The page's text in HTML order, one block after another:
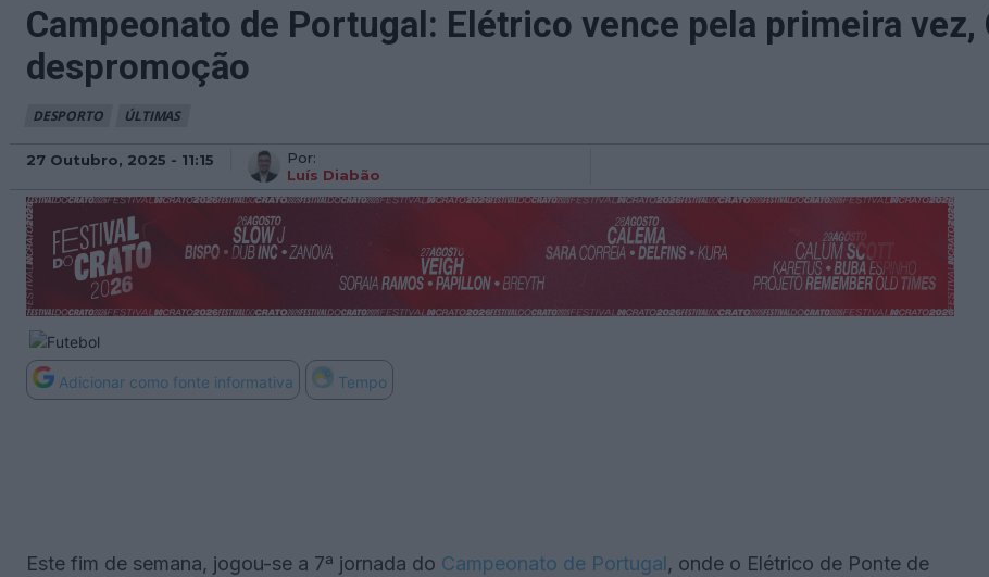
Campeonato de Portugal: Elétrico vence pela primeira vez,
despromoção
DESPORTO ÚLTIMAS
27 Outubro, 2025 - 11:15
Por:
Luís Diabão
Adicionar como fonte informativa Tempo
Este fim de semana, jogou-se a 7ª jornada do Campeonato de Portugal, onde o Elétrico de Ponte de